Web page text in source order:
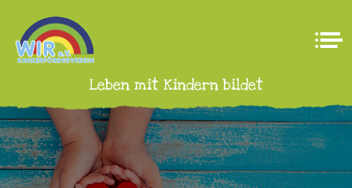
Leben mit Kindern bildet